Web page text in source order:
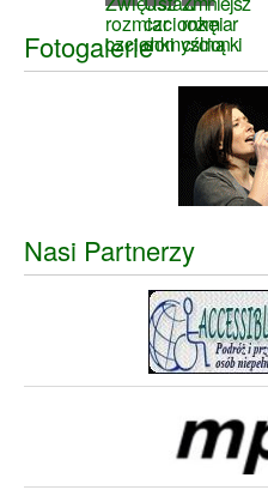
Fotogalerie
Nasi Partnerzy